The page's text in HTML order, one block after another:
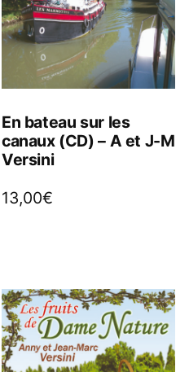
En bateau sur les
canaux (CD) – A et J-M
Versini
13,00€